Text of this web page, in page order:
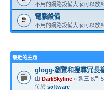
不用的網路設備大家可以放
電腦設備
不用的網路設備大家可以放
最近的主題
glogg-瀏覽和搜尋冗長
由 DarkSkyline » 週三 8月
位於 software